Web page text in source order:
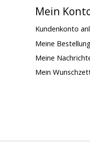
Mein
Kundenkonto
Meine
Meine
Mein